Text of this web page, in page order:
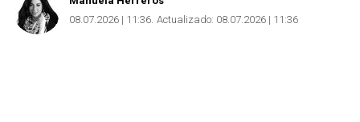
08.07.2026 | 11:36 Actualizado: 08.07.2026 | 11:36